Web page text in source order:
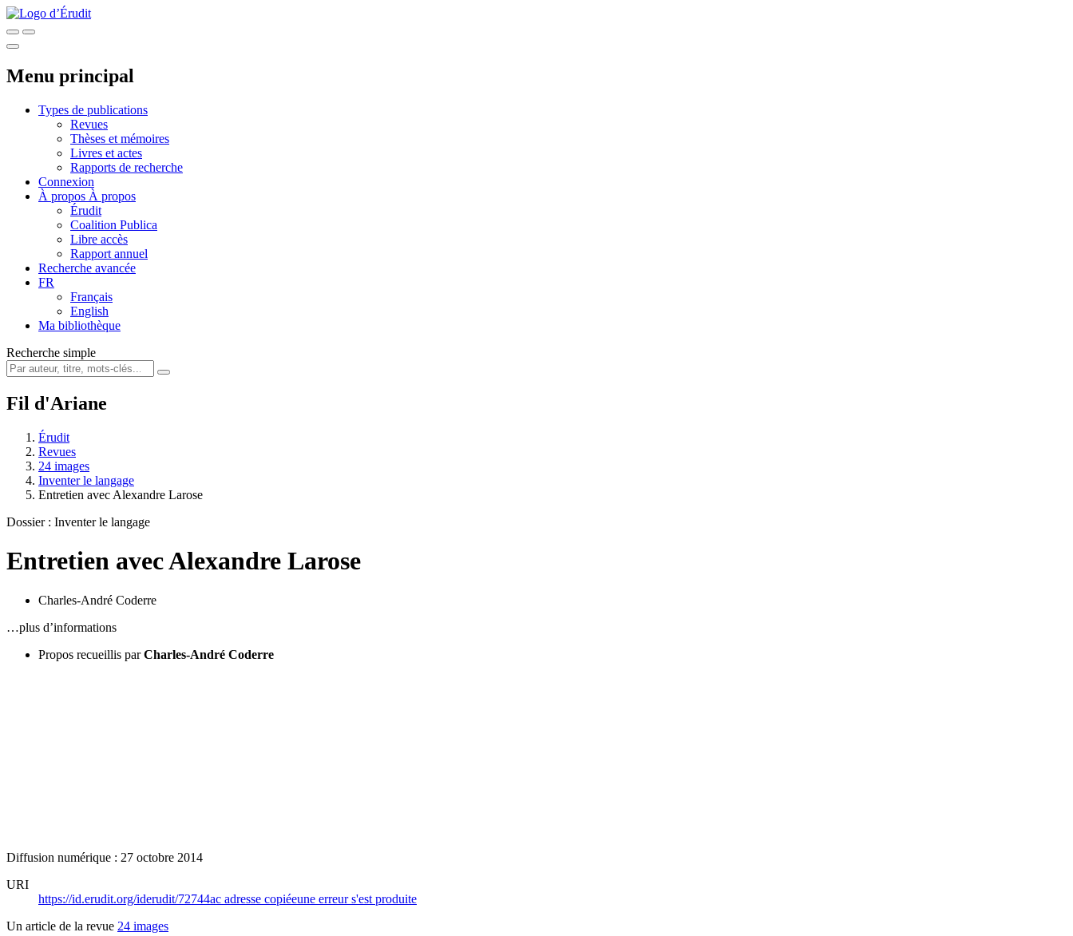
Menu principal
Types de publications
Revues
Thèses et mémoires
Livres et actes
Rapports de recherche
Connexion
À propos À propos
Érudit
Coalition Publica
Libre accès
Rapport annuel
Recherche avancée
FR
Français
English
Ma bibliothèque
Recherche simple
Fil d'Ariane
Érudit
Revues
24 images
Inventer le langage
Entretien avec Alexandre Larose
Dossier : Inventer le langage
Entretien avec Alexandre Larose
Charles-André Coderre
…plus d’informations
Propos recueillis par Charles-André Coderre
Diffusion numérique : 27 octobre 2014
URI
https://id.erudit.org/iderudit/72744ac adresse copiéeune erreur s'est produite
Un article de la revue 24 images